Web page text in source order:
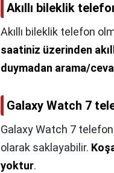
Akıllı bileklik
Akıllı bileklik telefon
saatiniz üzerinden
duymadan arama/
Galaxy Watch 7
Galaxy Watch 7
olarak saklayabilir.
yoktur.